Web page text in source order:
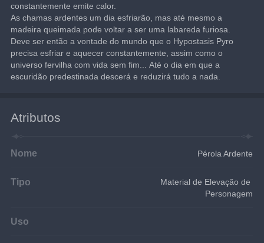
constantemente emite calor.
As chamas ardentes um dia esfriarão, mas até mesmo a
madeira queimada pode voltar a ser uma labareda furiosa.
Deve ser então a vontade do mundo que o Hypostasis Pyro
precisa esfriar e aquecer constantemente, assim como o
universo fervilha com vida sem fim... Até o dia em que a
escuridão predestinada descerá e reduzirá tudo a nada.
Atributos
Nome Pérola Ardente
Tipo
Material de Elevação de
Personagem
Uso